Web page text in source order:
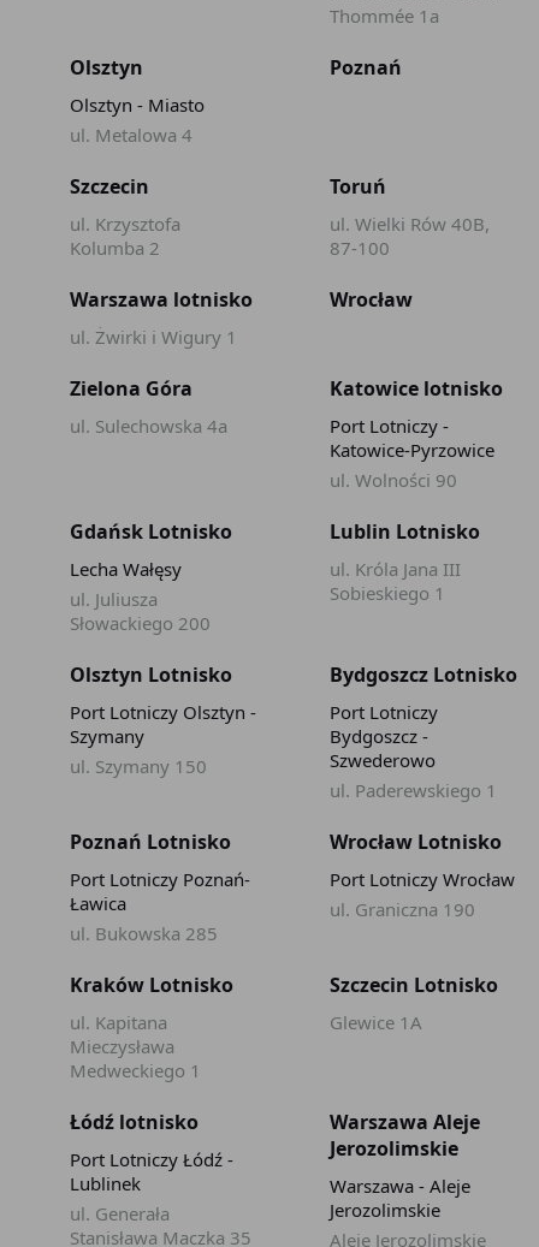
Thommée 1a
Olsztyn
Olsztyn - Miasto
ul. Metalowa 4
Poznań
Szczecin
ul. Krzysztofa
Kolumba 2
Toruń
ul. Wielki Rów 40B,
87-100
Warszawa lotnisko
ul. Żwirki i Wigury 1
Wrocław
Zielona Góra
ul. Sulechowska 4a
Katowice lotnisko
Port Lotniczy -
Katowice-Pyrzowice
ul. Wolności 90
Gdańsk Lotnisko
Lecha Wałęsy
ul. Juliusza
Słowackiego 200
Lublin Lotnisko
ul. Króla Jana III
Sobieskiego 1
Olsztyn Lotnisko
Port Lotniczy Olsztyn -
Szymany
ul. Szymany 150
Bydgoszcz Lotnisko
Port Lotniczy
Bydgoszcz -
Szwederowo
ul. Paderewskiego 1
Poznań Lotnisko
Port Lotniczy Poznań-
Ławica
ul. Bukowska 285
Wrocław Lotnisko
Port Lotniczy Wrocław
ul. Graniczna 190
Kraków Lotnisko
ul. Kapitana
Mieczysława
Medweckiego 1
Szczecin Lotnisko
Glewice 1A
Łódź lotnisko
Port Lotniczy Łódź -
Lublinek
ul. Generała
Stanisława Maczka 35
Warszawa Aleje
Jerozolimskie
Warszawa - Aleje
Jerozolimskie
Aleje Jerozolimskie